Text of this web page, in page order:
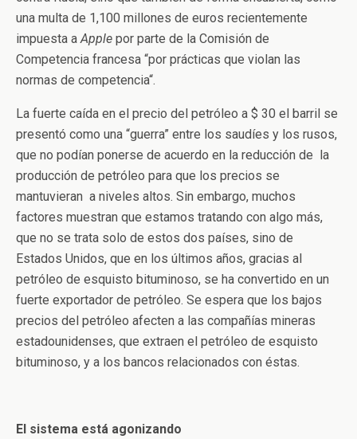
una multa de 1,100 millones de euros recientemente
impuesta a Apple por parte de la Comisión de
Competencia francesa “por prácticas que violan las
normas de competencia“.
La fuerte caída en el precio del petróleo a $ 30 el barril se
presentó como una “guerra” entre los saudíes y los rusos,
que no podían ponerse de acuerdo en la reducción de la
producción de petróleo para que los precios se
mantuvieran a niveles altos. Sin embargo, muchos
factores muestran que estamos tratando con algo más,
que no se trata solo de estos dos países, sino de
Estados Unidos, que en los últimos años, gracias al
petróleo de esquisto bituminoso, se ha convertido en un
fuerte exportador de petróleo. Se espera que los bajos
precios del petróleo afecten a las compañías mineras
estadounidenses, que extraen el petróleo de esquisto
bituminoso, y a los bancos relacionados con éstas.
El sistema está agonizando